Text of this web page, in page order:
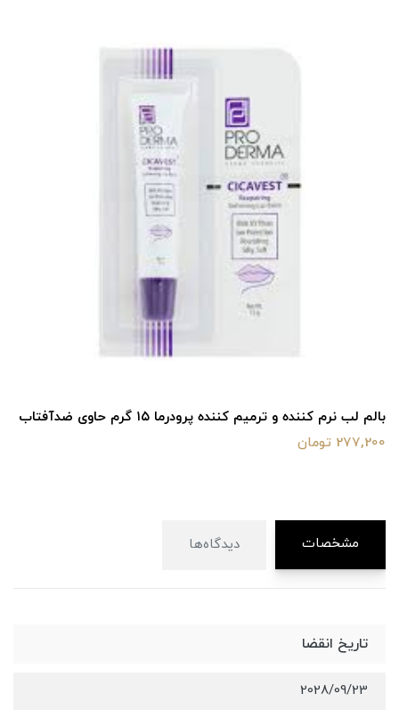
بالم لب نرم کننده و ترمیم کننده پرودرما ۱۵ گرم حاوی ضدآفتاب
277,200 تومان
مشخصات دیدگاه‌ها
تاریخ انقضا
2028/09/23